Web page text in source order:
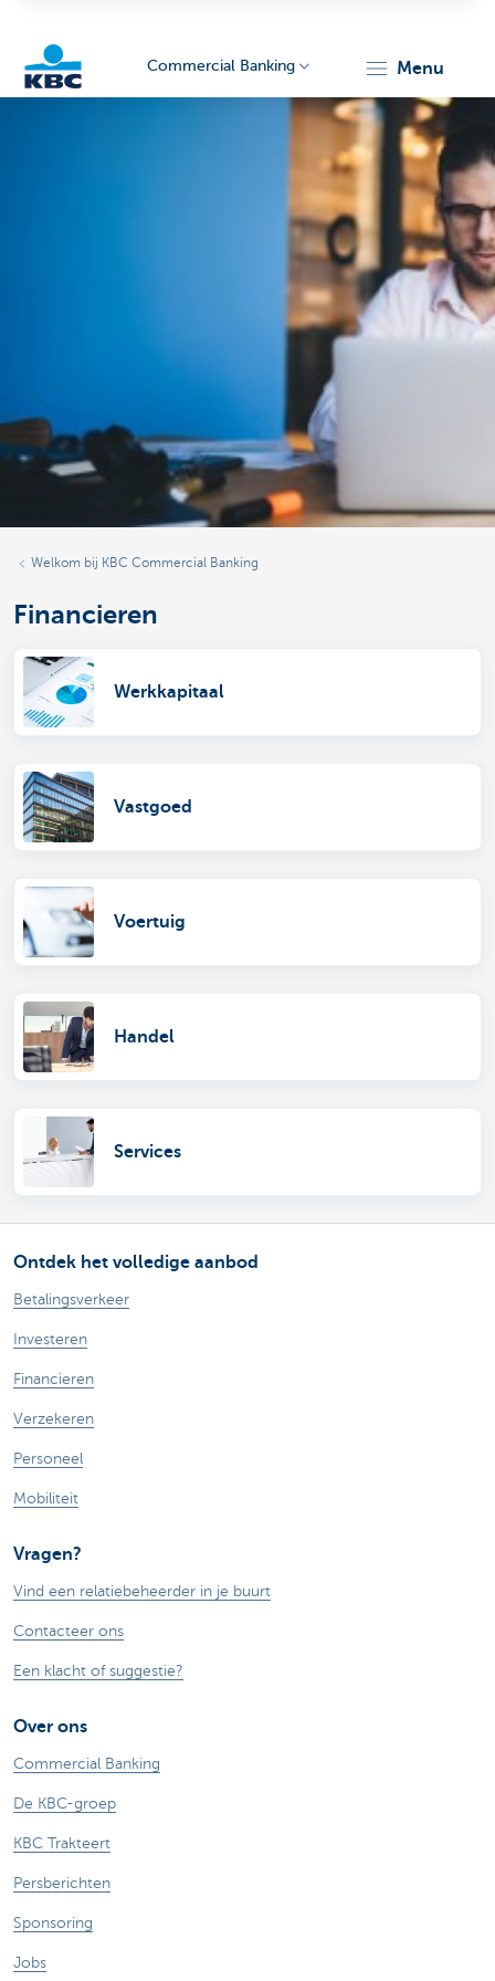
Commercial Banking menu
Welkom bij KBC Commercial Banking
Financieren
Werkkapitaal
Vastgoed
Voertuig
Handel
Services
Ontdek het volledige aanbod
Betalingsverkeer
Investeren
Financieren
Verzekeren
Personeel
Mobiliteit
Vragen?
Vind een relatiebeheerder in je buurt
Contacteer ons
Een klacht of suggestie?
Over ons
Commercial Banking
De KBC-groep
KBC Trakteert
Persberichten
Sponsoring
Jobs